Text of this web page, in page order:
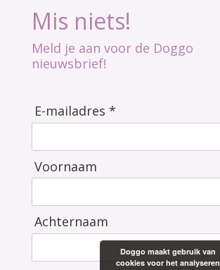
Mis niets!
Meld je aan voor de Doggo
nieuwsbrief!
E-mailadres *
Voornaam
Achternaam
Doggo maakt gebruik van
cookies voor het analyseren